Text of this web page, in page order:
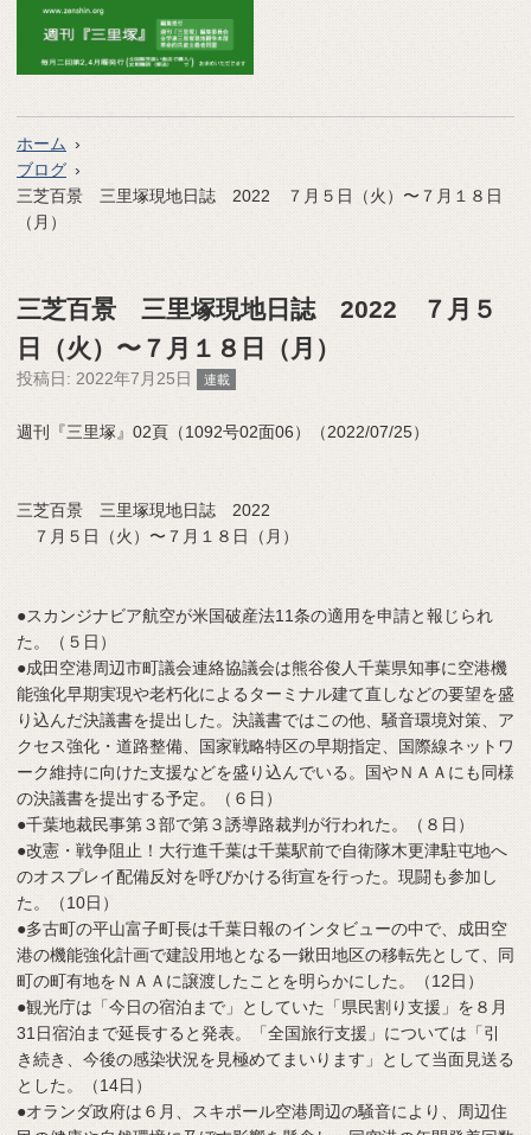
ホーム
ブログ
三芝百景 三里塚現地日誌 2022 ７月５日（火）〜７月１８日
（月）
三芝百景 三里塚現地日誌 2022 ７月５
日（火）〜７月１８日（月）
投稿日: 2022年7月25日 連載
週刊『三里塚』02頁（1092号02面06）（2022/07/25）
三芝百景 三里塚現地日誌 2022
７月５日（火）〜７月１８日（月）
●スカンジナビア航空が米国破産法11条の適用を申請と報じられ
た。（５日）
●成田空港周辺市町議会連絡協議会は熊谷俊人千葉県知事に空港機
能強化早期実現や老朽化によるターミナル建て直しなどの要望を盛
り込んだ決議書を提出した。決議書ではこの他、騒音環境対策、ア
クセス強化・道路整備、国家戦略特区の早期指定、国際線ネットワ
ーク維持に向けた支援などを盛り込んでいる。国やＮＡＡにも同様
の決議書を提出する予定。（６日）
●千葉地裁民事第３部で第３誘導路裁判が行われた。（８日）
●改憲・戦争阻止！大行進千葉は千葉駅前で自衛隊木更津駐屯地へ
のオスプレイ配備反対を呼びかける街宣を行った。現闘も参加し
た。（10日）
●多古町の平山富子町長は千葉日報のインタビューの中で、成田空
港の機能強化計画で建設用地となる一鍬田地区の移転先として、同
町の町有地をＮＡＡに譲渡したことを明らかにした。（12日）
●観光庁は「今日の宿泊まで」としていた「県民割り支援」を８月
31日宿泊まで延長すると発表。「全国旅行支援」については「引
き続き、今後の感染状況を見極めてまいります」として当面見送る
とした。（14日）
●オランダ政府は６月、スキポール空港周辺の騒音により、周辺住